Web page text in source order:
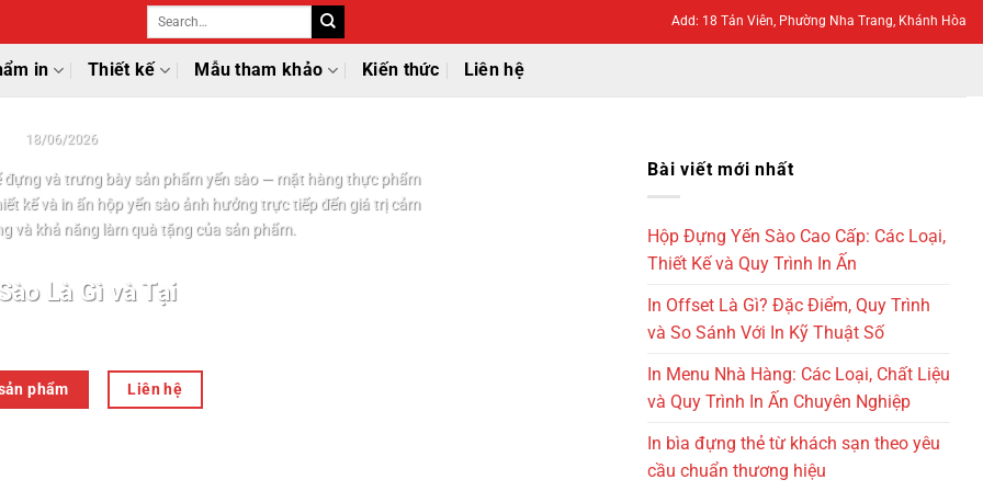
Add: 18 Tản Viên, Phường Nha Trang, Khánh Hòa
in Thiết kế Mẫu tham khảo Kiến thức Liên hệ
18/06/2026
và trưng bày sản phẩm yến sào — mặt hàng thực phẩm
kế và in ấn hộp yến sào ảnh hưởng trực tiếp đến giá trị cảm
và khả năng làm quà tặng của sản phẩm.
Là Gì và Tại
phẩm Liên hệ
Bài viết mới nhất
Hộp Đựng Yến Sào Cao Cấp: Các Loại,
Thiết Kế và Quy Trình In Ấn
In Offset Là Gì? Đặc Điểm, Quy Trình
và So Sánh Với In Kỹ Thuật Số
In Menu Nhà Hàng: Các Loại, Chất Liệu
và Quy Trình In Ấn Chuyên Nghiệp
In bìa đựng thẻ từ khách sạn theo yêu
cầu chuẩn thương hiệu